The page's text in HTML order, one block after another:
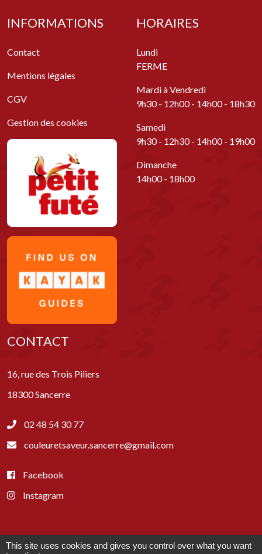
INFORMATIONS
Contact
Mentions légales
CGV
Gestion des cookies
HORAIRES
Lundi
FERME
Mardi à Vendredi
9h30 - 12h00 - 14h00 - 18h30
Samedi
9h30 - 12h30 - 14h00 - 19h00
Dimanche
14h00 - 18h00
CONTACT
16, rue des Trois Piliers
18300 Sancerre
02 48 54 30 77
couleuretsaveur.sancerre@gmail.com
Facebook
Instagram
This site uses cookies and gives you control over what you want